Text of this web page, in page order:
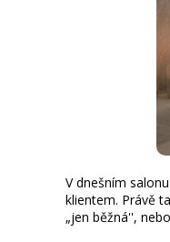
V dnešním
klientem. Právě
„jen běžná'',